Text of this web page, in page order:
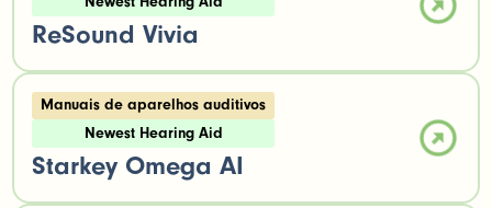
ReSound Vivia
Manuais de aparelhos auditivos
Newest Hearing Aid
Starkey Omega AI